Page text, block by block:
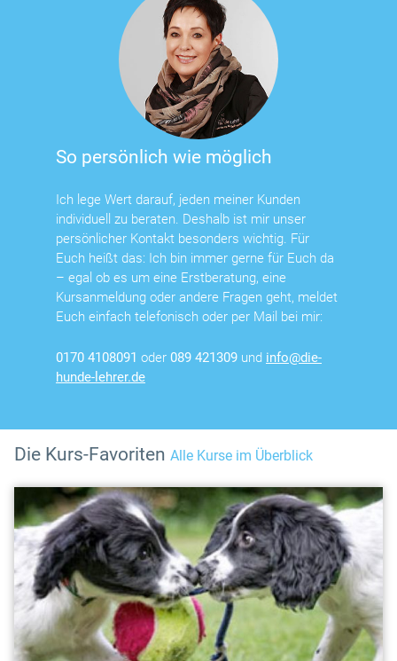
So persönlich wie möglich
Ich lege Wert darauf, jeden meiner Kunden
individuell zu beraten. Deshalb ist mir unser
persönlicher Kontakt besonders wichtig. Für
Euch heißt das: Ich bin immer gerne für Euch da
– egal ob es um eine Erstberatung, eine
Kursanmeldung oder andere Fragen geht, meldet
Euch einfach telefonisch oder per Mail bei mir:
0170 4108091 oder 089 421309 und info@die-
hunde-lehrer.de
Die Kurs-Favoriten Alle Kurse im Überblick